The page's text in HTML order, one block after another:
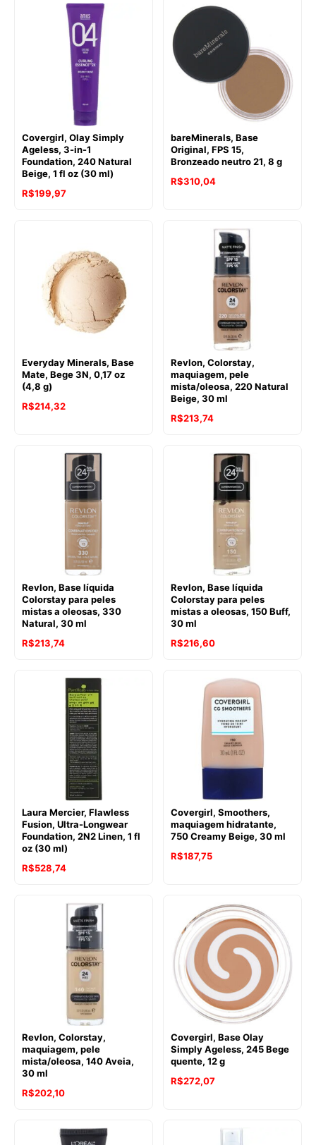
Covergirl, Olay Simply
Ageless, 3-in-1
Foundation, 240 Natural
Beige, 1 fl oz (30 ml)
R$199,97
bareMinerals, Base
Original, FPS 15,
Bronzeado neutro 21, 8 g
R$310,04
Everyday Minerals, Base
Mate, Bege 3N, 0,17 oz
(4,8 g)
R$214,32
Revlon, Colorstay,
maquiagem, pele
mista/oleosa, 220 Natural
Beige, 30 ml
R$213,74
Revlon, Base líquida
Colorstay para peles
mistas a oleosas, 330
Natural, 30 ml
R$213,74
Revlon, Base líquida
Colorstay para peles
mistas a oleosas, 150 Buff,
30 ml
R$216,60
Laura Mercier, Flawless
Fusion, Ultra-Longwear
Foundation, 2N2 Linen, 1 fl
oz (30 ml)
R$528,74
Covergirl, Smoothers,
maquiagem hidratante,
750 Creamy Beige, 30 ml
R$187,75
Revlon, Colorstay,
maquiagem, pele
mista/oleosa, 140 Aveia,
30 ml
R$202,10
Covergirl, Base Olay
Simply Ageless, 245 Bege
quente, 12 g
R$272,07